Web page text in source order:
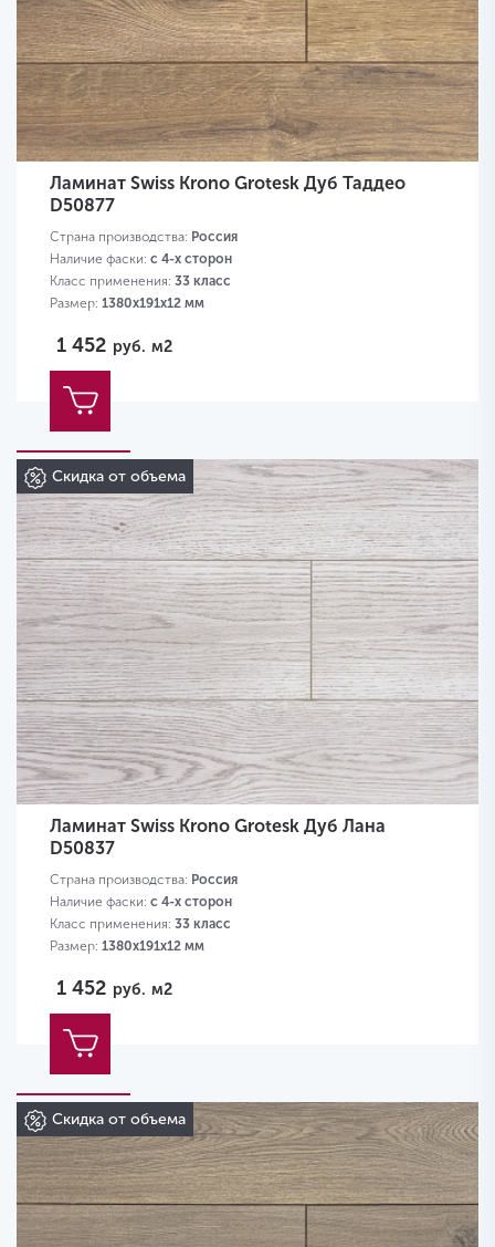
Ламинат Swiss Krono Grotesk Дуб Таддео
D50877
Страна производства: Россия
Наличие фаски: с 4-х сторон
Класс применения: 33 класс
Размер: 1380х191х12 мм
1 452 руб. м2
Скидка от объема
Ламинат Swiss Krono Grotesk Дуб Лана
D50837
Страна производства: Россия
Наличие фаски: с 4-х сторон
Класс применения: 33 класс
Размер: 1380х191х12 мм
1 452 руб. м2
Скидка от объема